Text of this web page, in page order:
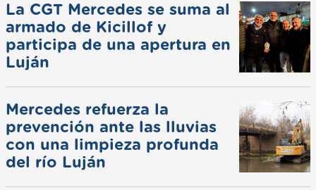
La CGT Mercedes se suma al
armado de Kicillof y
participa de una apertura en
Luján
Mercedes refuerza la
prevención ante las lluvias
con una limpieza profunda
del río Luján